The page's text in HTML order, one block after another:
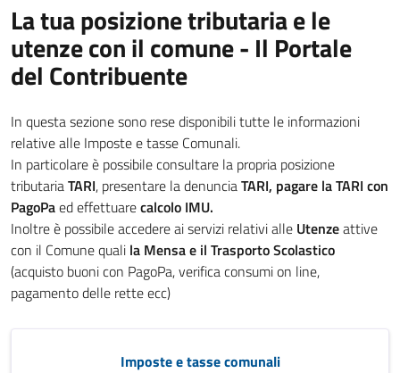
La tua posizione tributaria e le
utenze con il comune - Il Portale
del Contribuente
In questa sezione sono rese disponibili tutte le informazioni
relative alle Imposte e tasse Comunali.
In particolare è possibile consultare la propria posizione
tributariaTARI, presentare la denunciaTARI, pagare la TARI con
PagoPaed effettuarecalcolo IMU.
Inoltre è possibile accedere ai servizi relativi alle Utenzeattive
con il Comune quali la Mensa e il Trasporto Scolastico
(acquisto buoni con PagoPa, verifica consumi on line,
pagamento delle rette ecc)
Imposte e tasse comunali